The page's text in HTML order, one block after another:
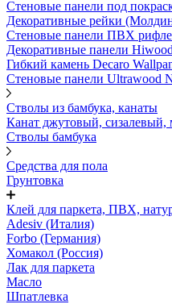
Стеновые панели под
Декоративные рейки
Стеновые панели ПВХ
Декоративные панели
Гибкий камень Decaro
Стеновые панели Ultrawood
Стволы из бамбука, канаты
Канат джутовый, сизалевый,
Стволы бамбука
Средства для пола
Грунтовка
Клей для паркета, ПВХ,
Adesiv (Италия)
Forbo (Германия)
Хомакол (Россия)
Лак для паркета
Масло
Шпатлевка